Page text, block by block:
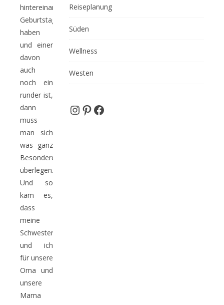
hintereinander
Geburtstag
haben
und einer
davon
auch
noch ein
runder ist,
dann
muss
man sich
was ganz
Besonderes
überlegen.
Und so
kam es,
dass
meine
Schwester
und ich
für unsere
Oma und
unsere
Mama
Reiseplanung
Süden
Wellness
Westen
Instagram
Pinterest
Facebook